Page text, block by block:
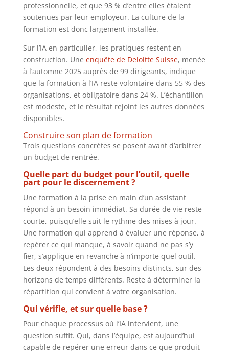
professionnelle, et que 93 % d’entre elles étaient
soutenues par leur employeur. La culture de la
formation est donc largement installée.
Sur l’IA en particulier, les pratiques restent en
construction. Une enquête de Deloitte Suisse, menée
à l’automne 2025 auprès de 99 dirigeants, indique
que la formation à l’IA reste volontaire dans 55 % des
organisations, et obligatoire dans 24 %. L’échantillon
est modeste, et le résultat rejoint les autres données
disponibles.
Construire son plan de formation
Trois questions concrètes se posent avant d’arbitrer
un budget de rentrée.
Quelle part du budget pour l’outil, quelle
part pour le discernement ?
Une formation à la prise en main d’un assistant
répond à un besoin immédiat. Sa durée de vie reste
courte, puisqu’elle suit le rythme des mises à jour.
Une formation qui apprend à évaluer une réponse, à
repérer ce qui manque, à savoir quand ne pas s’y
fier, s’applique en revanche à n’importe quel outil.
Les deux répondent à des besoins distincts, sur des
horizons de temps différents. Reste à déterminer la
répartition qui convient à votre organisation.
Qui vérifie, et sur quelle base ?
Pour chaque processus où l’IA intervient, une
question suffit. Qui, dans l’équipe, est aujourd’hui
capable de repérer une erreur dans ce que produit